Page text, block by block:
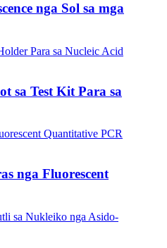
nga Sol sa mga
sa Test Kit Para sa
nga Fluorescent